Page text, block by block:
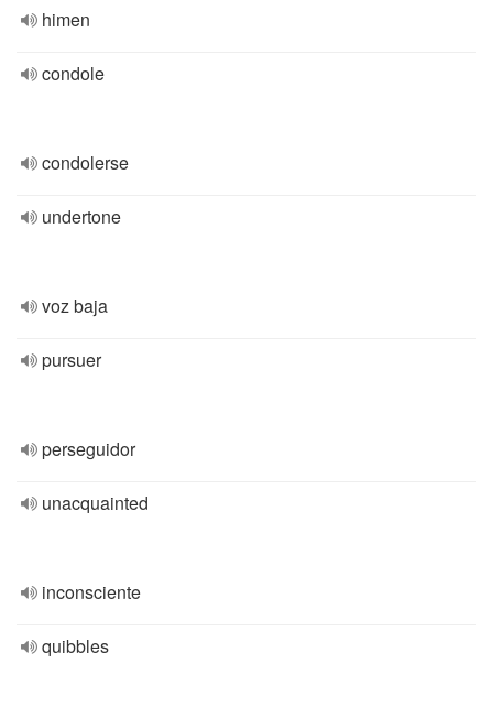
himen
condole
condolerse
undertone
voz baja
pursuer
perseguidor
unacquainted
inconsciente
quibbles